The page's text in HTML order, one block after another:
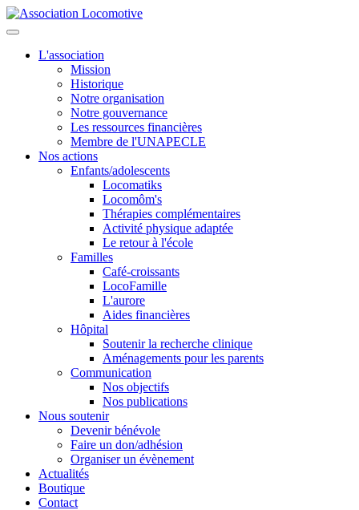
L'association
Mission
Historique
Notre organisation
Notre gouvernance
Les ressources financières
Membre de l'UNAPECLE
Nos actions
Enfants/adolescents
Locomatiks
Locomôm's
Thérapies complémentaires
Activité physique adaptée
Le retour à l'école
Familles
Café-croissants
LocoFamille
L'aurore
Aides financières
Hôpital
Soutenir la recherche clinique
Aménagements pour les parents
Communication
Nos objectifs
Nos publications
Nous soutenir
Devenir bénévole
Faire un don/adhésion
Organiser un évènement
Actualités
Boutique
Contact